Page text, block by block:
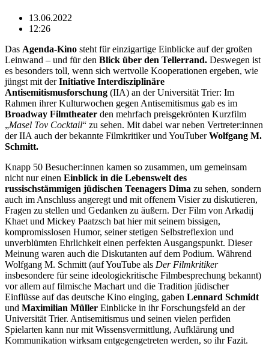
13.06.2022
12:26
Das Agenda-Kino steht für einzigartige Einblicke auf der großen
Leinwand – und für den Blick über den Tellerrand. Deswegen ist
es besonders toll, wenn sich wertvolle Kooperationen ergeben, wie
jüngst mit derInitiative Interdisziplinäre
Antisemitismusforschung (IIA) an der Universität Trier: Im
Rahmen ihrer Kulturwochen gegen Antisemitismus gab es im
Broadway Filmtheater den mehrfach preisgekrönten Kurzfilm
„Masel Tov Cocktail“ zu sehen. Mit dabei war neben Vertreter:innen
der IIA auch der bekannte Filmkritiker und YouTuberWolfgang M.
Schmitt.
Knapp 50 Besucher:innen kamen so zusammen, um gemeinsam
nicht nur einen Einblick in die Lebenswelt des
russischstämmigen jüdischen Teenagers Dima zu sehen, sondern
auch im Anschluss angeregt und mit offenem Visier zu diskutieren,
Fragen zu stellen und Gedanken zu äußern. Der Film von Arkadij
Khaet und Mickey Paatzsch bat hier mit seinem bissigen,
kompromisslosen Humor, seiner stetigen Selbstreflexion und
unverblümten Ehrlichkeit einen perfekten Ausgangspunkt. Dieser
Meinung waren auch die Diskutanten auf dem Podium. Während
Wolfgang M. Schmitt (auf YouTube als Der Filmkritiker
insbesondere für seine ideologiekritische Filmbesprechung bekannt)
vor allem auf filmische Machart und die Tradition jüdischer
Einflüsse auf das deutsche Kino einging, gaben Lennard Schmidt
und Maximilian Müller Einblicke in ihr Forschungsfeld an der
Universität Trier. Antisemitismus und seinen vielen perfiden
Spielarten kann nur mit Wissensvermittlung, Aufklärung und
Kommunikation wirksam entgegengetreten werden, so ihr Fazit.